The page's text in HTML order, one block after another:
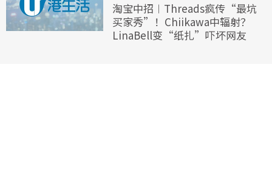
淘宝中招︱Threads疯传“最坑
买家秀”！Chiikawa中辐射？
LinaBell变“纸扎”吓坏网友